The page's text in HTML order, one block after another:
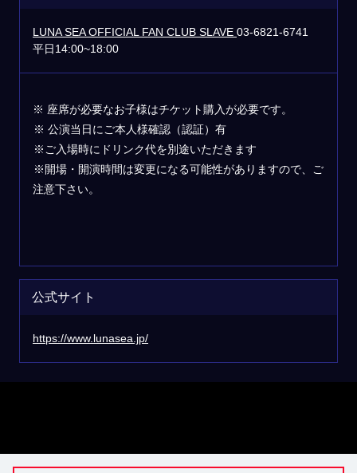
LUNA SEA OFFICIAL FAN CLUB SLAVE 03-6821-6741
平日14:00~18:00
※ 座席が必要なお子様はチケット購入が必要です。
※ 公演当日にご本人様確認（認証）有
※ご入場時にドリンク代を別途いただきます
※開場・開演時間は変更になる可能性がありますので、ご
注意下さい。
公式サイト
https://www.lunasea.jp/